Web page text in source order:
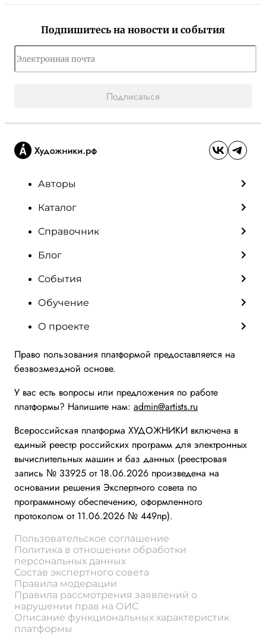
Подпишитесь на новости и события
Подписаться
Авторы
Каталог
Справочник
Блог
События
Обучение
О проекте
Право пользования платформой предоставляется на
безвозмездной основе.
У вас есть вопросы или предложения по работе
платформы? Напишите нам: admin@artists.ru
Всероссийская платформа ХУДОЖНИКИ включена в
единый реестр российских программ для электронных
вычислительных машин и баз данных (реестровая
запись № 33925 от 18.06.2026 произведена на
основании решения Экспертного совета по
программному обеспечению, оформленного
протоколом от 11.06.2026 № 449пр).
Пользовательское соглашение
Политика в отношении обработки
персональных данных
Состав экспертного совета
Правила модерации
Правила рассмотрения заявлений о
нарушении прав на ОИС
Описание функциональных характеристик
платформы